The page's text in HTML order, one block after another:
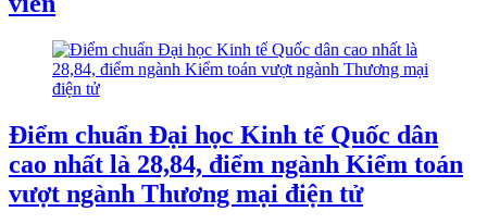
Điểm chuẩn Đại học Kinh tế Quốc dân
cao nhất là 28,84, điểm ngành Kiểm toán
vượt ngành Thương mại điện tử